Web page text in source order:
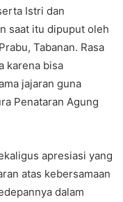
Istri dan
saat itu dipuput oleh
Tabanan. Rasa
karena bisa
jajaran guna
Penataran Agung
apresiasi yang
atas kebersamaan
dalam